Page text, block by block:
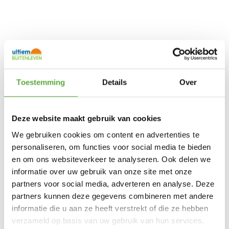
Toestemming Details Over
Deze website maakt gebruik van cookies
We gebruiken cookies om content en advertenties te
personaliseren, om functies voor social media te bieden
en om ons websiteverkeer te analyseren. Ook delen we
informatie over uw gebruik van onze site met onze
partners voor social media, adverteren en analyse. Deze
partners kunnen deze gegevens combineren met andere
informatie die u aan ze heeft verstrekt of die ze hebben
verzameld op basis van uw gebruik van hun services.
Ultiem Buitenleven prijs:
€179,00
Achteraf betalen mogelijk
Kopersbescherming met Trusted Shops
Uitverkocht
Maak kennis met het ultieme topmodel uit
onze collectie: deZOLUNA LON XL solar
vloerlamp, tot stand gekomen in
samenwerking metlifestyle-icoon Lonneke
Nooteboom.
Met een imposante hoogte van 48 cm is dit
een designerlamp zoals je hem nog nooit